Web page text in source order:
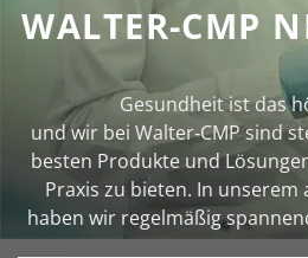
WALTER-CMP
Gesundheit ist das
und wir bei Walter‑CMP sind
besten Produkte und
Praxis zu bieten. In
haben wir regelmäßig